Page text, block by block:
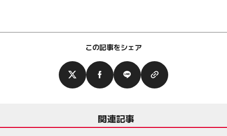
この記事をシェア
関連記事